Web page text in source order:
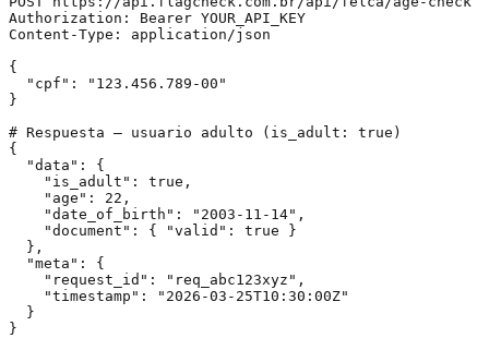
Authorization: Bearer YOUR_API_KEY
Content-Type: application/json
{
  "cpf": "123.456.789-00"
}
# Respuesta — usuario adulto (is_adult: true)
{
  "data": {
    "is_adult": true,
    "age": 22,
    "date_of_birth": "2003-11-14",
    "document": { "valid": true }
  },
  "meta": {
    "request_id": "req_abc123xyz",
    "timestamp": "2026-03-25T10:30:00Z"
  }
}